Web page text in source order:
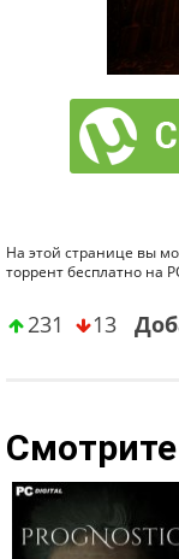
На этой странице вы
торрент бесплатно на
231 13